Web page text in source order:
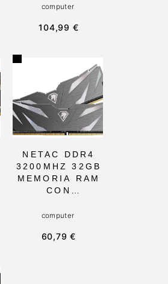
ORDENADORES
ESCRITORIO,
VELOCIDAD DE
6000 MHZ Y
LATENCIA
CL36, IDEAL
PARA
OVERCLOCKIN
G Y PERFILES
PERSONALIZAD
OS
computer
104,99 €
NETAC DDR4
3200MHZ 32GB
MEMORIA RAM
CON
CALOR DE
RENDIMIENTO
computer
60,79 €